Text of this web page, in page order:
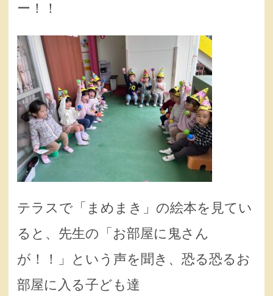
ー！！
テラスで「まめまき」の絵本を見てい
ると、先生の「お部屋に鬼さん
が！！」という声を聞き、恐る恐るお
部屋に入る子ども達